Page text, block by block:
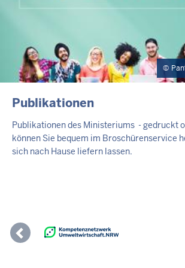
Publikationen
Publikationen des Ministeriums - gedruckt
können Sie bequem im Broschürenservice
sich nach Hause liefern lassen.
Previous